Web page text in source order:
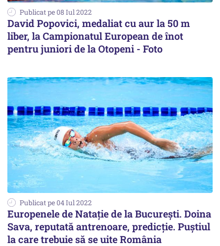
Publicat pe 08 Iul 2022
David Popovici, medaliat cu aur la 50 m
liber, la Campionatul European de înot
pentru juniori de la Otopeni - Foto
Publicat pe 04 Iul 2022
Europenele de Nataţie de la Bucureşti. Doina
Sava, reputată antrenoare, predicţie. Puştiul
la care trebuie să se uite România